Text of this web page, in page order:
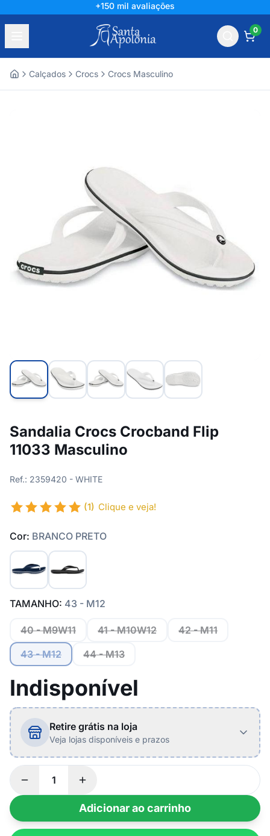
+150 mil avaliações
0
Calçados Crocs Crocs Masculino
Sandalia Crocs Crocband Flip
11033 Masculino
Ref.: 2359420 - WHITE
(1) Clique e veja!
Cor: BRANCO PRETO
TAMANHO: 43 - M12
40 - M9W11 41 - M10W12
42 - M11
43 - M12
44 - M13
Indisponível
Retire grátis na loja
Veja lojas disponíveis e prazos
Adicionar ao carrinho